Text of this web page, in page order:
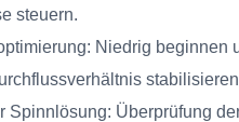
steuern.
Niedrig
Spinnlösung: Überprüfung